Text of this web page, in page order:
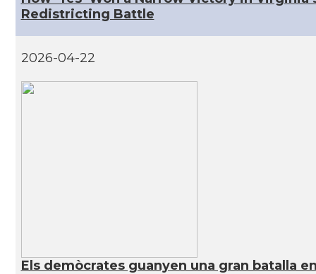
Redistricting Battle
2026-04-22
Els demòcrates guanyen una gran batalla